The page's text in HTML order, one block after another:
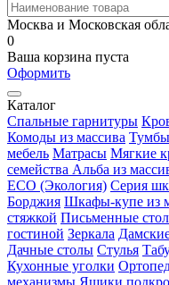
Москва и Московская
0
Ваша корзина пуста
Оформить
Каталог
Спальные гарнитуры
Комоды из массива Тумбы
мебель Матрасы Мягкие
семейства Альба из
ECO (Экология) Серия
Борджия Шкафы-купе из
стяжкой Письменные
гостиной Зеркала
Дачные столы Стулья
Кухонные уголки
механизмы Ящики